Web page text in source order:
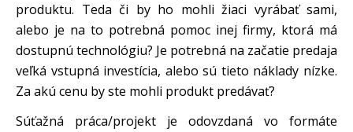
produktu. Teda či by ho mohli žiaci vyrábať sami,
alebo je na to potrebná pomoc inej firmy, ktorá má
dostupnú technológiu? Je potrebná na začatie predaja
veľká vstupná investícia, alebo sú tieto náklady nízke.
Za akú cenu by ste mohli produkt predávať?
Súťažná práca/projekt je odovzdaná vo formáte